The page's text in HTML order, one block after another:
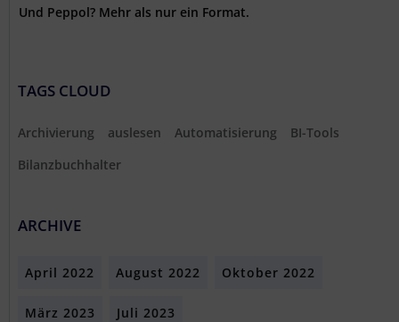
Und Peppol? Mehr als nur ein Format.
TAGS CLOUD
Archivierung auslesen Automatisierung
BI-Tools
Bilanzbuchhalter
ARCHIVE
April 2022 August 2022 Oktober 2022
März 2023 Juli 2023